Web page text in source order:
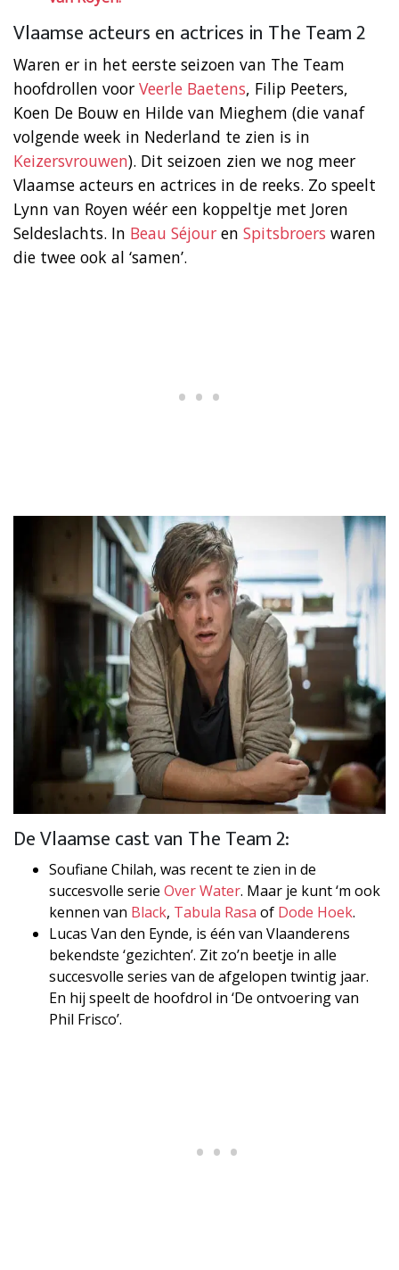
Vlaamse acteurs en actrices in The Team 2
Waren er in het eerste seizoen van The Team
hoofdrollen voor Veerle Baetens, Filip Peeters,
Koen De Bouw en Hilde van Mieghem (die vanaf
volgende week in Nederland te zien is in
Keizersvrouwen). Dit seizoen zien we nog meer
Vlaamse acteurs en actrices in de reeks. Zo speelt
Lynn van Royen wéér een koppeltje met Joren
Seldeslachts. In Beau Séjour en Spitsbroers waren
die twee ook al ‘samen’.
De Vlaamse cast van The Team 2:
Soufiane Chilah, was recent te zien in de
succesvolle serie Over Water. Maar je kunt ‘m ook
kennen van Black, Tabula Rasa of Dode Hoek.
Lucas Van den Eynde, is één van Vlaanderens
bekendste ‘gezichten’. Zit zo’n beetje in alle
succesvolle series van de afgelopen twintig jaar.
En hij speelt de hoofdrol in ‘De ontvoering van
Phil Frisco’.